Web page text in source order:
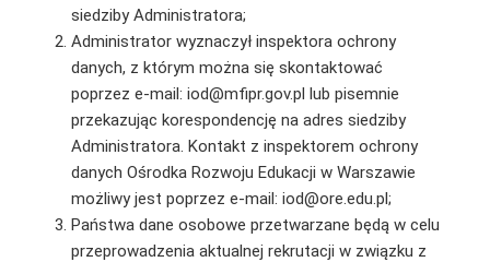
siedziby Administratora;
Administrator wyznaczył inspektora ochrony
danych, z którym można się skontaktować
poprzez e-mail: iod@mfipr.gov.pl lub pisemnie
przekazując korespondencję na adres siedziby
Administratora. Kontakt z inspektorem ochrony
danych Ośrodka Rozwoju Edukacji w Warszawie
możliwy jest poprzez e-mail: iod@ore.edu.pl;
Państwa dane osobowe przetwarzane będą w celu
przeprowadzenia aktualnej rekrutacji w związku z